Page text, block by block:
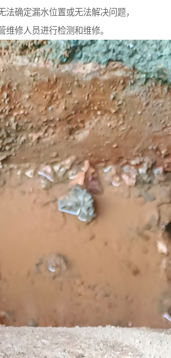
法确定漏水位置或无法解决问题，
维修人员进行检测和维修。